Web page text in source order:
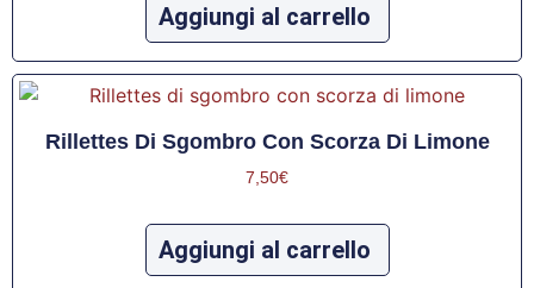
Aggiungi al carrello
Rillettes Di Sgombro Con Scorza Di Limone
7,50€
Aggiungi al carrello